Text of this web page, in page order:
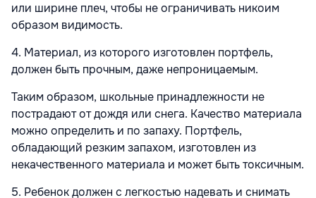
или ширине плеч, чтобы не ограничивать никоим
образом видимость.
4. Материал, из которого изготовлен портфель,
должен быть прочным, даже непроницаемым.
Таким образом, школьные принадлежности не
пострадают от дождя или снега. Качество материала
можно определить и по запаху. Портфель,
обладающий резким запахом, изготовлен из
некачественного материала и может быть токсичным.
5. Ребенок должен с легкостью надевать и снимать